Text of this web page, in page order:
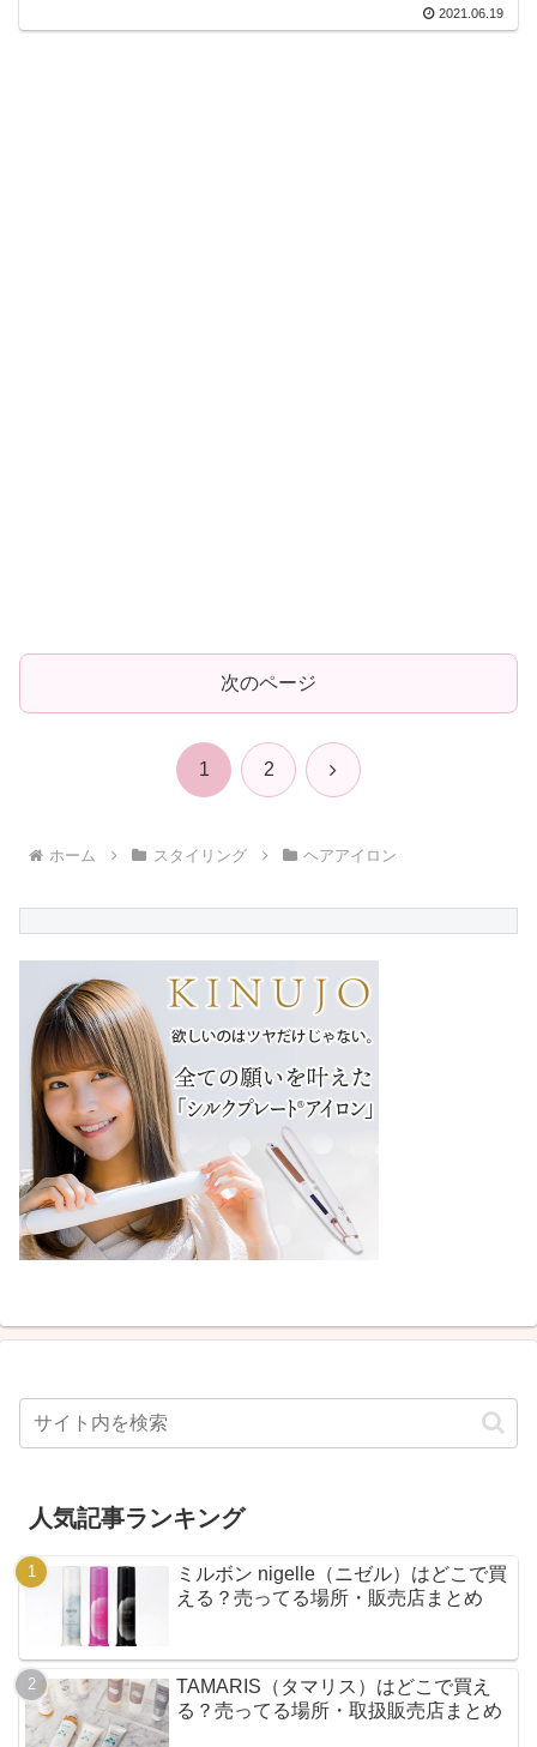
2021.06.19
次のページ
1 2 次
ホーム スタイリング ヘアアイロン
人気記事ランキング
ミルボン nigelle（ニゼル）はどこで買
える？売ってる場所・販売店まとめ
TAMARIS（タマリス）はどこで買え
る？売ってる場所・取扱販売店まとめ